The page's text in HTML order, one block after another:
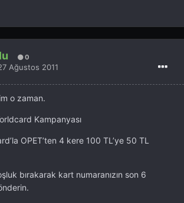
0
Ağustos 2011
o zaman.
Kampanyası
OPET’ten 4 kere 100 TL’ye 50 TL
bırakarak kart numaranızın son 6